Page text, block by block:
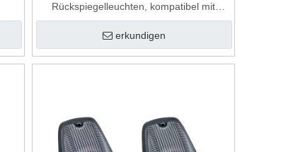
Rückspiegelleuchten, kompatibel mit
Toyota Tundra Sequoia von 2008 bis 2019
erkundigen